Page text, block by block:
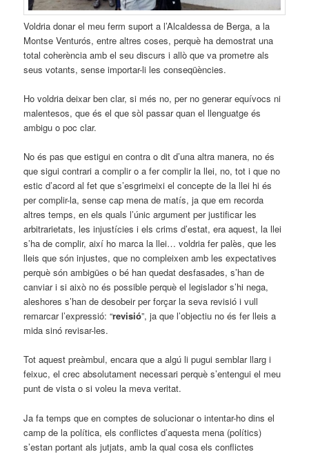
Voldria donar el meu ferm suport a l’Alcaldessa de Berga, a la
Montse Venturós, entre altres coses, perquè ha demostrat una
total coherència amb el seu discurs i allò que va prometre als
seus votants, sense importar-li les conseqüències.
Ho voldria deixar ben clar, si més no, per no generar equívocs ni
malentesos, que és el que sòl passar quan el llenguatge és
ambigu o poc clar.
No és pas que estigui en contra o dit d’una altra manera, no és
que sigui contrari a complir o a fer complir la llei, no, tot i que no
estic d’acord al fet que s’esgrimeixi el concepte de la llei hi és
per complir-la, sense cap mena de matís, ja que em recorda
altres temps, en els quals l’únic argument per justificar les
arbitrarietats, les injustícies i els crims d’estat, era aquest, la llei
s’ha de complir, així ho marca la llei… voldria fer palès, que les
lleis que són injustes, que no compleixen amb les expectatives
perquè són ambigües o bé han quedat desfasades, s’han de
canviar i si això no és possible perquè el legislador s’hi nega,
aleshores s’han de desobeir per forçar la seva revisió i vull
remarcar l’expressió: “revisió”, ja que l’objectiu no és fer lleis a
mida sinó revisar-les.
Tot aquest preàmbul, encara que a algú li pugui semblar llarg i
feixuc, el crec absolutament necessari perquè s’entengui el meu
punt de vista o si voleu la meva veritat.
Ja fa temps que en comptes de solucionar o intentar-ho dins el
camp de la política, els conflictes d’aquesta mena (polítics)
s’estan portant als jutjats, amb la qual cosa els conflictes